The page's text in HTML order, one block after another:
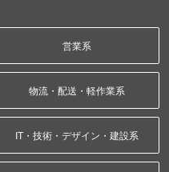
営業系
物流・配送・軽作業系
IT・技術・デザイン・建設系